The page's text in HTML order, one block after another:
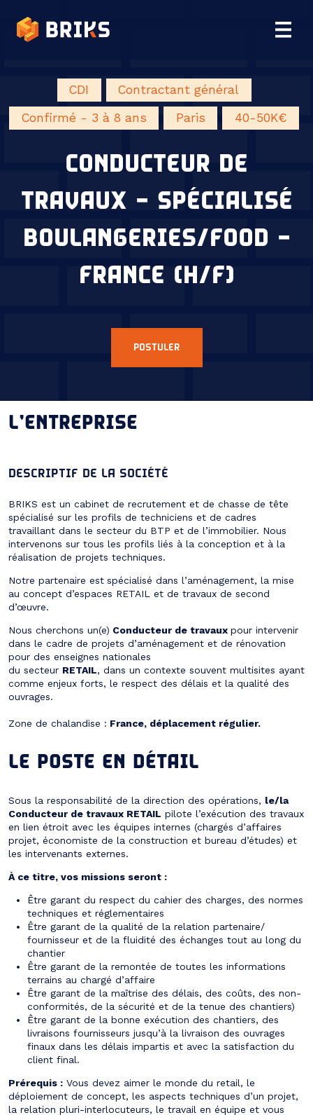
CDI
Contractant général
Confirmé - 3 à 8 ans
Paris 40-50K€
CONDUCTEUR DE
TRAVAUX – SPÉCIALISÉ
BOULANGERIES/FOOD –
FRANCE (H/F)
POSTULER
L’ENTREPRISE
DESCRIPTIF DE LA SOCIÉTÉ
BRIKS est un cabinet de recrutement et de chasse de tête
spécialisé sur les profils de techniciens et de cadres
travaillant dans le secteur du BTP et de l’immobilier. Nous
intervenons sur tous les profils liés à la conception et à la
réalisation de projets techniques.
Notre partenaire est spécialisé dans l’aménagement, la mise
au concept d’espaces RETAIL et de travaux de second
d’œuvre.
Nous cherchons un(e) Conducteur de travaux pour intervenir
dans le cadre de projets d’aménagement et de rénovation
pour des enseignes nationales
du secteur RETAIL, dans un contexte souvent multisites ayant
comme enjeux forts, le respect des délais et la qualité des
ouvrages.
Zone de chalandise : France, déplacement régulier.
LE POSTE EN DÉTAIL
Sous la responsabilité de la direction des opérations, le/la
Conducteur de travaux RETAIL pilote l’exécution des travaux
en lien étroit avec les équipes internes (chargés d’affaires
projet, économiste de la construction et bureau d’études) et
les intervenants externes.
À ce titre, vos missions seront :
Être garant du respect du cahier des charges, des normes
techniques et réglementaires
Être garant de la qualité de la relation partenaire/
fournisseur et de la fluidité des échanges tout au long du
chantier
Être garant de la remontée de toutes les informations
terrains au chargé d’affaire
Être garant de la maîtrise des délais, des coûts, des non-
conformités, de la sécurité et de la tenue des chantiers)
Être garant de la bonne exécution des chantiers, des
livraisons fournisseurs jusqu’à la livraison des ouvrages
finaux dans les délais impartis et avec la satisfaction du
client final.
Prérequis : Vous devez aimer le monde du retail, le
déploiement de concept, les aspects techniques d’un projet,
la relation pluri-interlocuteurs, le travail en équipe et vous